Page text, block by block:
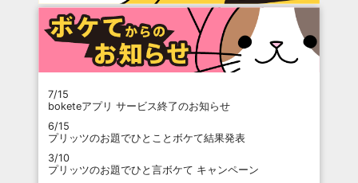
7/15
boketeアプリ サービス終了のお知らせ
6/15
プリッツのお題でひとことボケて結果発表
3/10
プリッツのお題でひと言ボケて キャンペーン